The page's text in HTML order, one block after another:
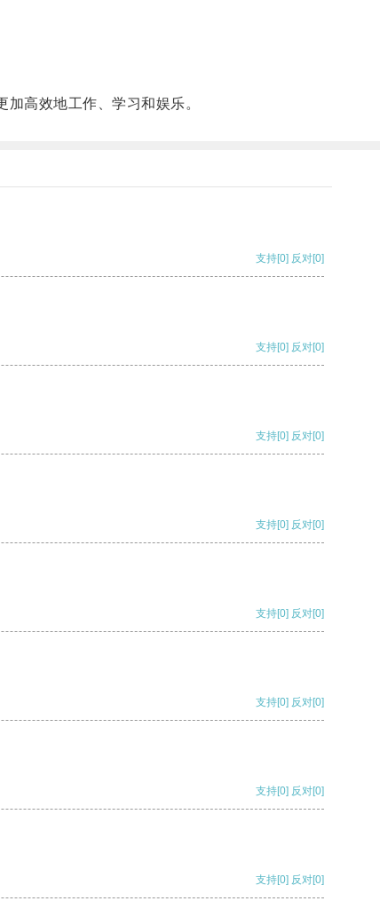
高效地工作、学习和娱乐。
支持[0] 反对[0]
支持[0] 反对[0]
支持[0] 反对[0]
支持[0] 反对[0]
支持[0] 反对[0]
支持[0] 反对[0]
支持[0] 反对[0]
支持[0] 反对[0]